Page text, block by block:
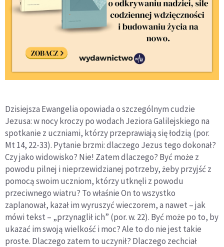
Dzisiejsza Ewangelia opowiada o szczególnym cudzie
Jezusa: w nocy kroczy po wodach Jeziora Galilejskiego na
spotkanie z uczniami, którzy przeprawiają się łodzią (por.
Mt 14, 22-33). Pytanie brzmi: dlaczego Jezus tego dokonał?
Czy jako widowisko? Nie! Zatem dlaczego? Być może z
powodu pilnej i nieprzewidzianej potrzeby, żeby przyjść z
pomocą swoim uczniom, którzy utknęli z powodu
przeciwnego wiatru? To właśnie On to wszystko
zaplanował, kazał im wyruszyć wieczorem, a nawet – jak
mówi tekst – „przynaglił ich” (por. w. 22). Być może po to, by
ukazać im swoją wielkość i moc? Ale to do nie jest takie
proste. Dlaczego zatem to uczynił? Dlaczego zechciał